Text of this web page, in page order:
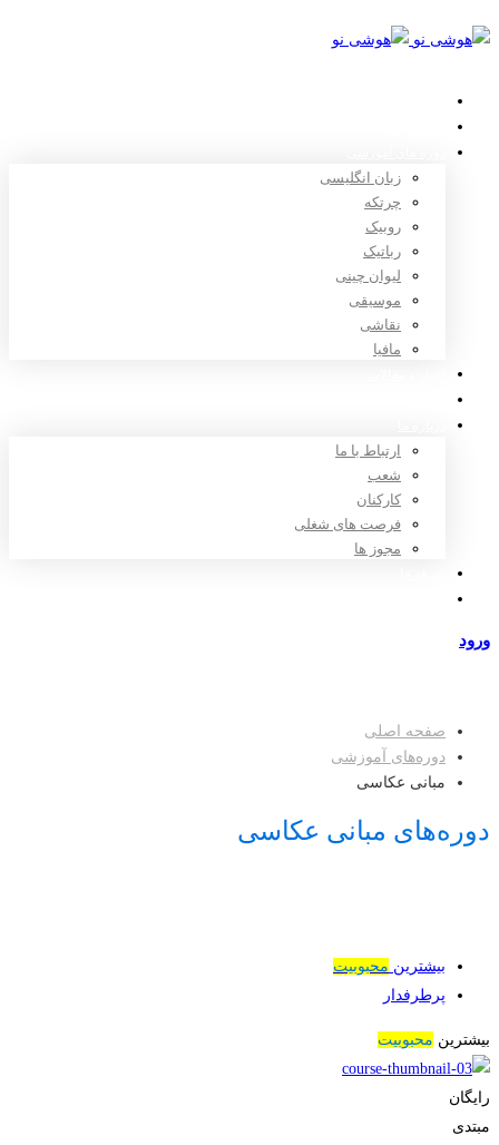
زبان انگلیسی
چرتکه
روبیک
رباتیک
لیوان چینی
موسیقی
نقاشی
مافیا
ارتباط با ما
شعب
کارکنان
فرصت های شغلی
مجوز ها
ورود
صفحه اصلی
دوره‌های آموزشی
مبانی عکاسی
دوره‌های مبانی عکاسی
بیشترین محبوبیت
پرطرفدار
بیشترین محبوبیت
رایگان
مبتدی